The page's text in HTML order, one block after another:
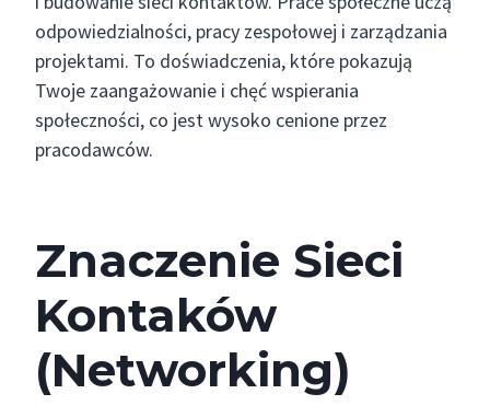
odpowiedzialności, pracy zespołowej i zarządzania
projektami. To doświadczenia, które pokazują
Twoje zaangażowanie i chęć wspierania
społeczności, co jest wysoko cenione przez
pracodawców.
Znaczenie Sieci
Kontaków
(Networking)